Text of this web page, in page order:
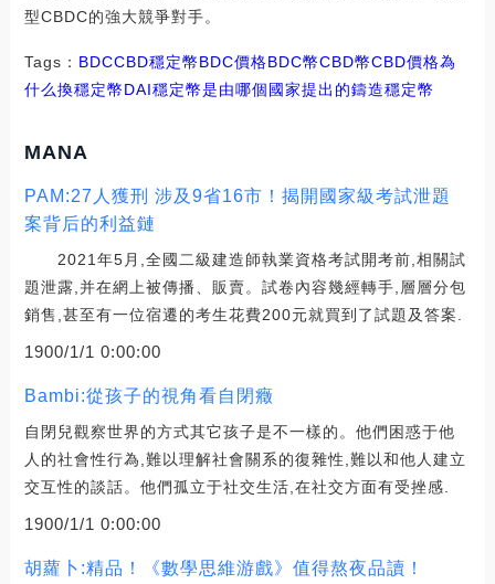
型CBDC的強大競爭對手。
Tags： BDCCBD穩定幣BDC價格BDC幣CBD幣CBD價格為
什么換穩定幣DAI穩定幣是由哪個國家提出的鑄造穩定幣
MANA
PAM:27人獲刑 涉及9省16市！揭開國家級考試泄題
案背后的利益鏈
2021年5月,全國二級建造師執業資格考試開考前,相關試
題泄露,并在網上被傳播、販賣。試卷內容幾經轉手,層層分包
銷售,甚至有一位宿遷的考生花費200元就買到了試題及答案.
1900/1/1 0:00:00
Bambi:從孩子的視角看自閉癥
自閉兒觀察世界的方式其它孩子是不一樣的。他們困惑于他
人的社會性行為,難以理解社會關系的復雜性,難以和他人建立
交互性的談話。他們孤立于社交生活,在社交方面有受挫感.
1900/1/1 0:00:00
胡蘿卜:精品！《數學思維游戲》值得熬夜品讀！